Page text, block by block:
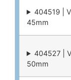
404519 |
45mm
404527 |
50mm